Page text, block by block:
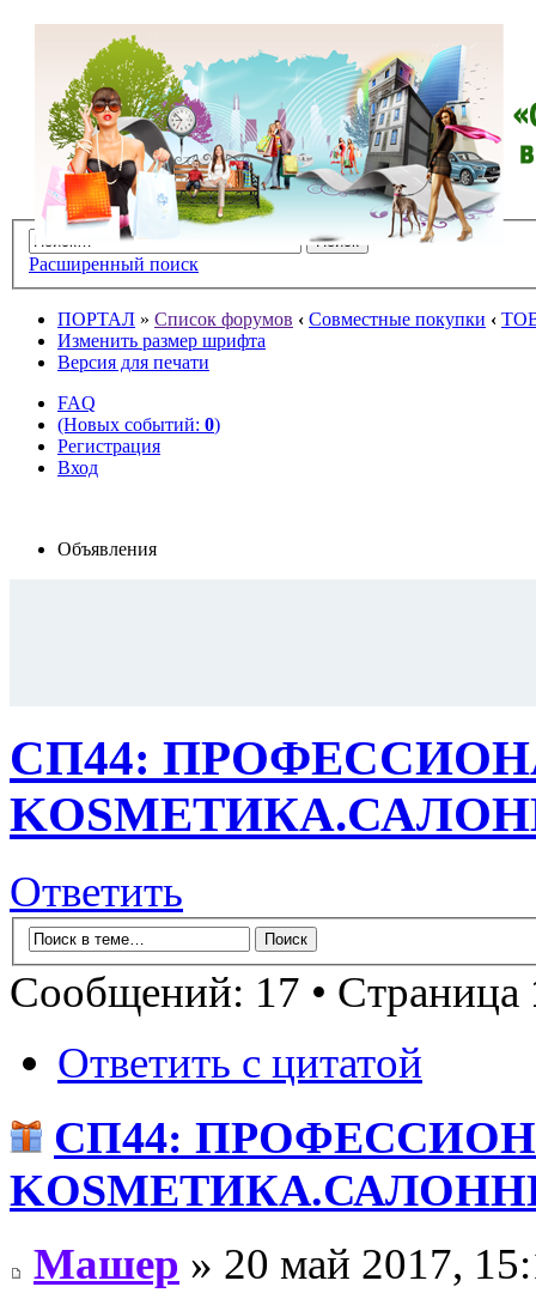
Расширенный поиск
ПОРТАЛ » Список форумов ‹ Совместные покупки ‹
Изменить размер шрифта
Версия для печати
FAQ
(Новых событий: 0)
Регистрация
Вход
Объявления
СП44:
Ответить
Сообщений: 17 • Страница
Ответить с цитатой
СП44:
Машер » 20 май 2017,